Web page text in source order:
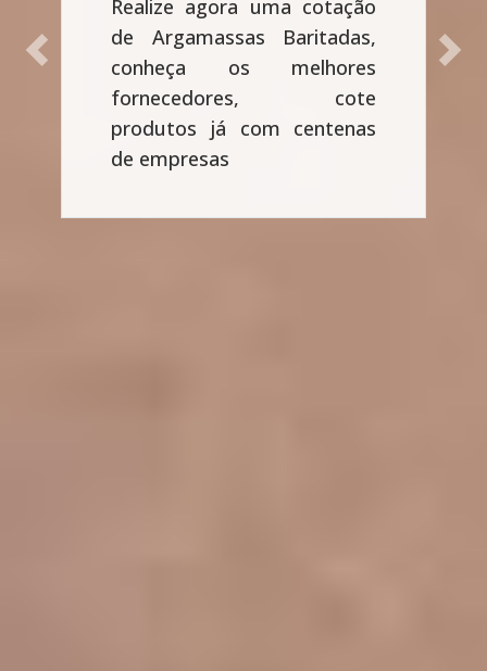
Realize agora uma cotação
de Argamassas Baritadas,
conheça os melhores
fornecedores, cote
produtos já com centenas
de empresas
Previous Next